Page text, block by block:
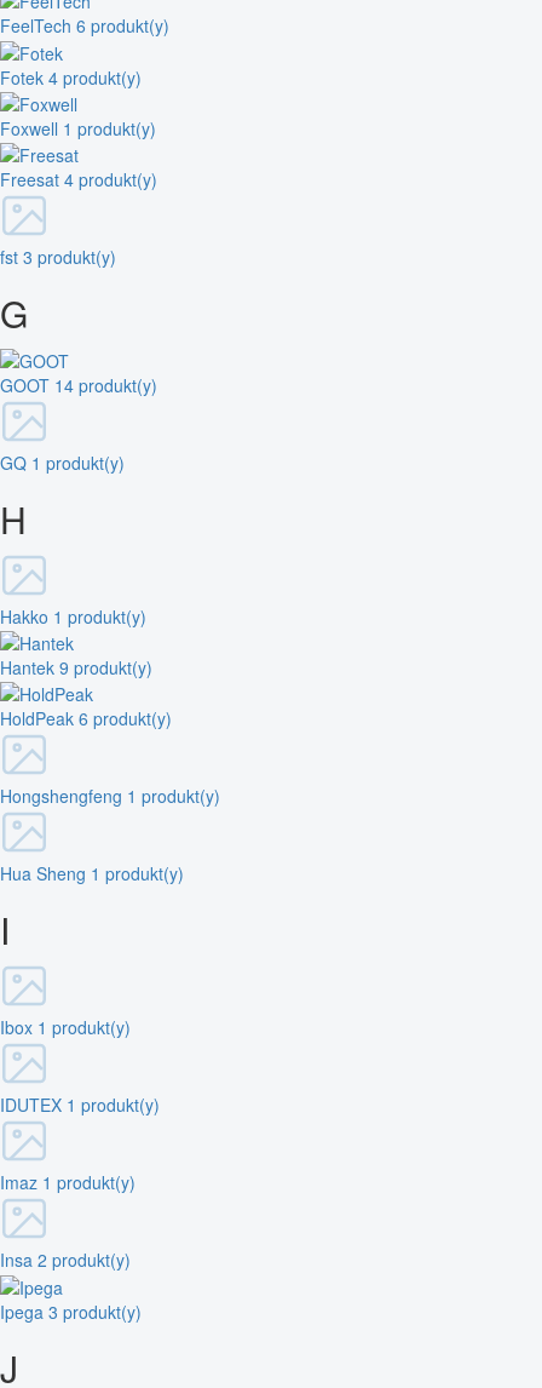
FeelTech 6 produkt(y)
Fotek 4 produkt(y)
Foxwell 1 produkt(y)
Freesat 4 produkt(y)
fst 3 produkt(y)
G
GOOT 14 produkt(y)
GQ 1 produkt(y)
H
Hakko 1 produkt(y)
Hantek 9 produkt(y)
HoldPeak 6 produkt(y)
Hongshengfeng 1 produkt(y)
Hua Sheng 1 produkt(y)
I
Ibox 1 produkt(y)
IDUTEX 1 produkt(y)
Imaz 1 produkt(y)
Insa 2 produkt(y)
Ipega 3 produkt(y)
J